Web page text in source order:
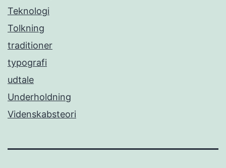
Teknologi
Tolkning
traditioner
typografi
udtale
Underholdning
Videnskabsteori